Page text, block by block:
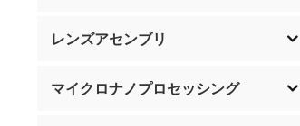
レンズアセンブリ
マイクロナノプロセッシング